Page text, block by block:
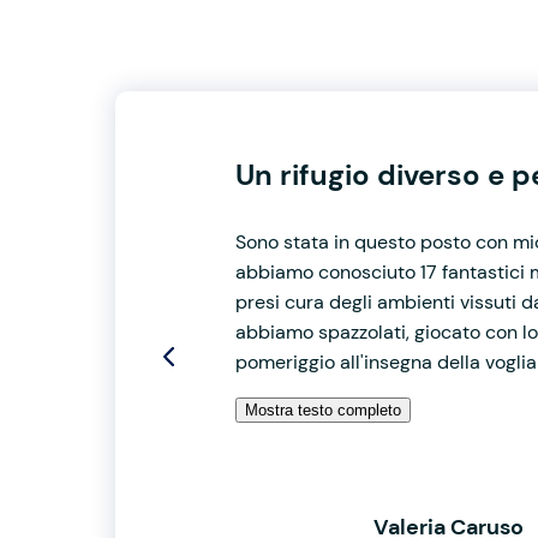
Un rifugio diverso e
Sono stata in questo posto con
abbiamo conosciuto 17 fantastici
presi cura degli ambienti vissuti
abbiamo spazzolati, giocato con
pomeriggio all'insegna della
Mostra testo completo
Valeria Caruso